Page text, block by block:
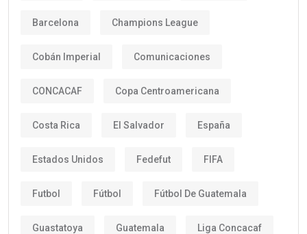
Barcelona Champions League
Cobán Imperial Comunicaciones
CONCACAF Copa Centroamericana
Costa Rica El Salvador España
Estados Unidos Fedefut FIFA
Futbol Fútbol Fútbol De Guatemala
Guastatoya Guatemala Liga Concacaf